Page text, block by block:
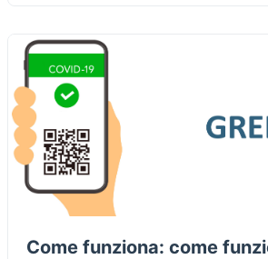
Come funziona: come